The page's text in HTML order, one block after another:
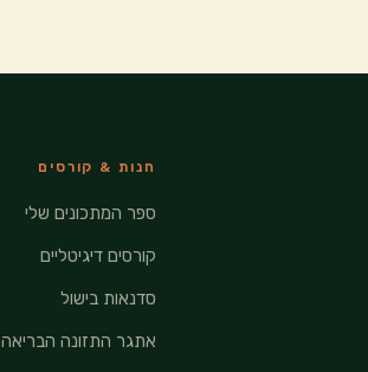
חנות & קורסים
ספר המתכונים שלי
קורסים דיגיטליים
סדנאות בישול
אתגר התזונה הבריאה